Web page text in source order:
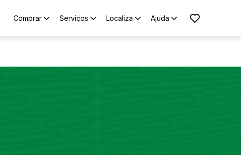
Comprar Serviços Localiza Ajuda